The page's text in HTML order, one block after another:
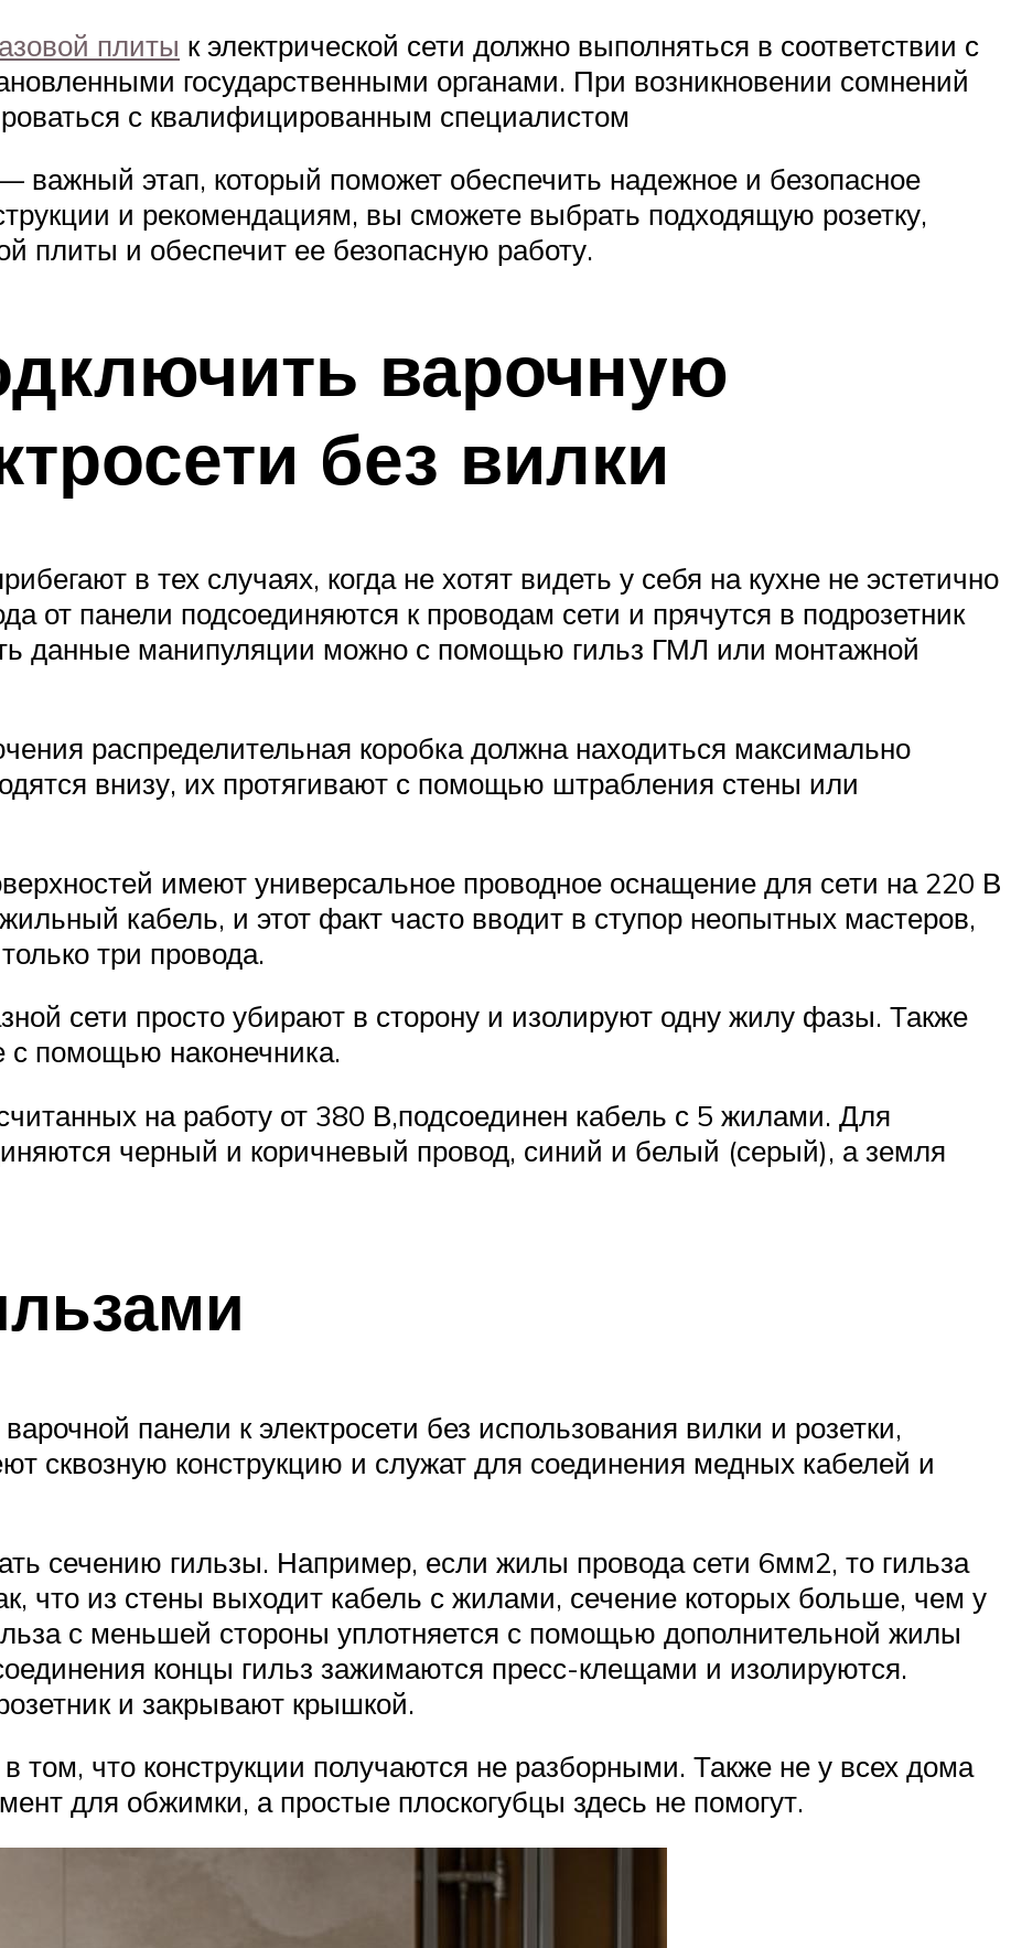
плиты к электрической сети должно выполняться в соответствии с
государственными органами. При возникновении сомнений
с квалифицированным специалистом
важный этап, который поможет обеспечить надежное и безопасное
и рекомендациям, вы сможете выбрать подходящую розетку,
плиты и обеспечит ее безопасную работу.
варочную
без вилки
в тех случаях, когда не хотят видеть у себя на кухне не эстетично
от панели подсоединяются к проводам сети и прячутся в подрозетник
данные манипуляции можно с помощью гильз ГМЛ или монтажной
распределительная коробка должна находиться максимально
внизу, их протягивают с помощью штрабления стены или
имеют универсальное проводное оснащение для сети на 220 В
кабель, и этот факт часто вводит в ступор неопытных мастеров,
три провода.
сети просто убирают в сторону и изолируют одну жилу фазы. Также
помощью наконечника.
на работу от 380 В,подсоединен кабель с 5 жилами. Для
черный и коричневый провод, синий и белый (серый), а земля
панели к электросети без использования вилки и розетки,
сквозную конструкцию и служат для соединения медных кабелей и
сечению гильзы. Например, если жилы провода сети 6мм2, то гильза
что из стены выходит кабель с жилами, сечение которых больше, чем у
с меньшей стороны уплотняется с помощью дополнительной жилы
концы гильз зажимаются пресс-клещами и изолируются.
и закрывают крышкой.
том, что конструкции получаются не разборными. Также не у всех дома
для обжимки, а простые плоскогубцы здесь не помогут.